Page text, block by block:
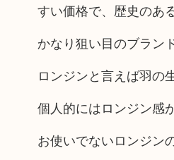
すい価格で、歴史のあ
かなり狙い目のブラン
ロンジンと言えば羽の
個人的にはロンジン感
お使いでないロンジン